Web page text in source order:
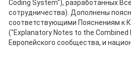
Coding System"), разработанных
сотрудничества). Дополнены
соответствующими Пояснениям к
("Explanatory Notes to the
Европейского сообщества, и